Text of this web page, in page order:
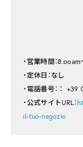
・営業時間：
・定休日：なし
・電話番号： ： +39
・公式サイトURL：
il-tuo-negozio